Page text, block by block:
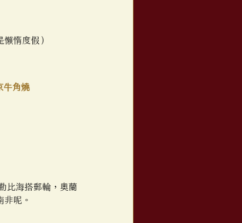
惰度假）
牛角燒
比海搭郵輪，奧蘭
呢。